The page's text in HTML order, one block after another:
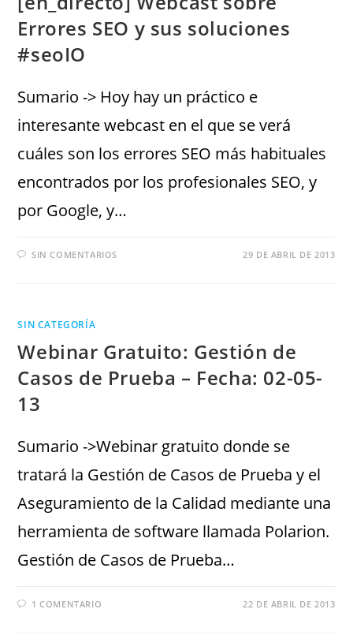
Errores SEO y sus soluciones
#seoIO
Sumario -> Hoy hay un práctico e
interesante webcast en el que se verá
cuáles son los errores SEO más habituales
encontrados por los profesionales SEO, y
por Google, y…
SIN COMENTARIOS 29 DE ABRIL DE 2013
SIN CATEGORÍA
Webinar Gratuito: Gestión de
Casos de Prueba – Fecha: 02-05-
13
Sumario ->Webinar gratuito donde se
tratará la Gestión de Casos de Prueba y el
Aseguramiento de la Calidad mediante una
herramienta de software llamada Polarion.
Gestión de Casos de Prueba…
1 COMENTARIO 22 DE ABRIL DE 2013